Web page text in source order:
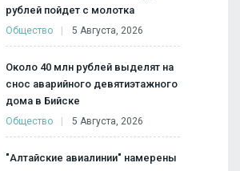
рублей пойдет с молотка
Общество 5 Августа, 2026
Около 40 млн рублей выделят на
снос аварийного девятиэтажного
дома в Бийске
Общество 5 Августа, 2026
"Алтайские авиалинии" намерены